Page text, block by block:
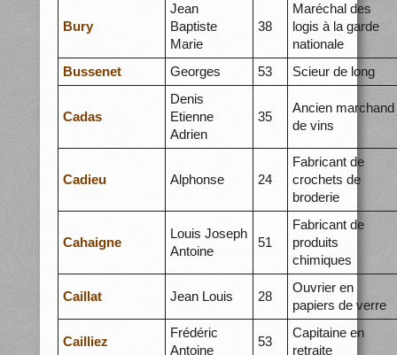
Bury
Jean
Baptiste
Marie
38
Maréchal des
logis à la garde
nationale
Bussenet
Georges 53 Scieur de long
Cadas
Denis
Etienne
Adrien
35
Ancien marchand
de vins
Cadieu Alphonse 24
Fabricant de
crochets de
broderie
Cahaigne
Louis Joseph
Antoine
51
Fabricant de
produits
chimiques
Caillat Jean Louis 28
Ouvrier en
papiers de verre
Cailliez
Frédéric
Antoine
53
Capitaine en
retraite